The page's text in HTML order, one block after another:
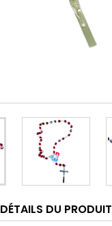
DÉTAILS DU PRODUIT